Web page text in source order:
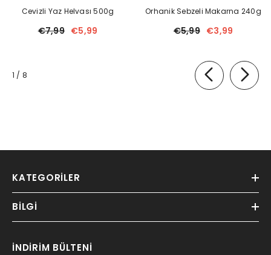
Cevizli Yaz Helvası 500g
€7,99 €5,99
Orhanik Sebzeli Makarna 240g
€5,99 €3,99
1 / of
8
KATEGORILER
BILGI
İNDİRİM BÜLTENİ